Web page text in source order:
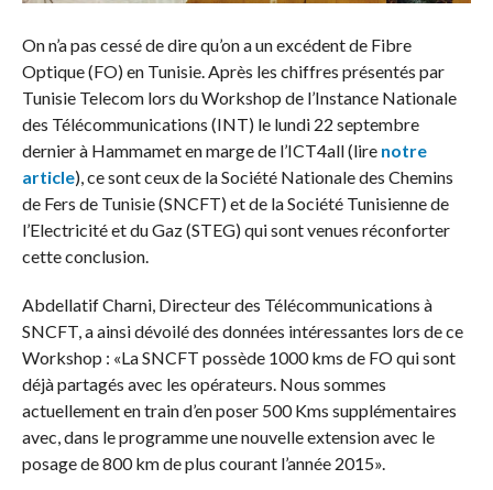
On n’a pas cessé de dire qu’on a un excédent de Fibre
Optique (FO) en Tunisie. Après les chiffres présentés par
Tunisie Telecom lors du Workshop de l’Instance Nationale
des Télécommunications (INT) le lundi 22 septembre
dernier à Hammamet en marge de l’ICT4all (lire notre
article), ce sont ceux de la Société Nationale des Chemins
de Fers de Tunisie (SNCFT) et de la Société Tunisienne de
l’Electricité et du Gaz (STEG) qui sont venues réconforter
cette conclusion.
Abdellatif Charni, Directeur des Télécommunications à
SNCFT, a ainsi dévoilé des données intéressantes lors de ce
Workshop : «La SNCFT possède 1000 kms de FO qui sont
déjà partagés avec les opérateurs. Nous sommes
actuellement en train d’en poser 500 Kms supplémentaires
avec, dans le programme une nouvelle extension avec le
posage de 800 km de plus courant l’année 2015».